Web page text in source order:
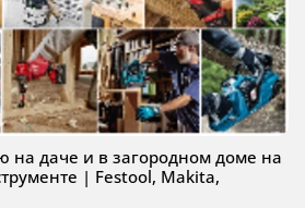
на даче и в загородном доме на
| Festool, Makita,